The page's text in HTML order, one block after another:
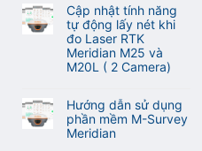
Cập nhật tính năng
tự động lấy nét khi
đo Laser RTK
Meridian M25 và
M20L ( 2 Camera)
có
bình
luận
ở
Hướng dẫn sử dụng
phần mềm M-Survey
Meridian